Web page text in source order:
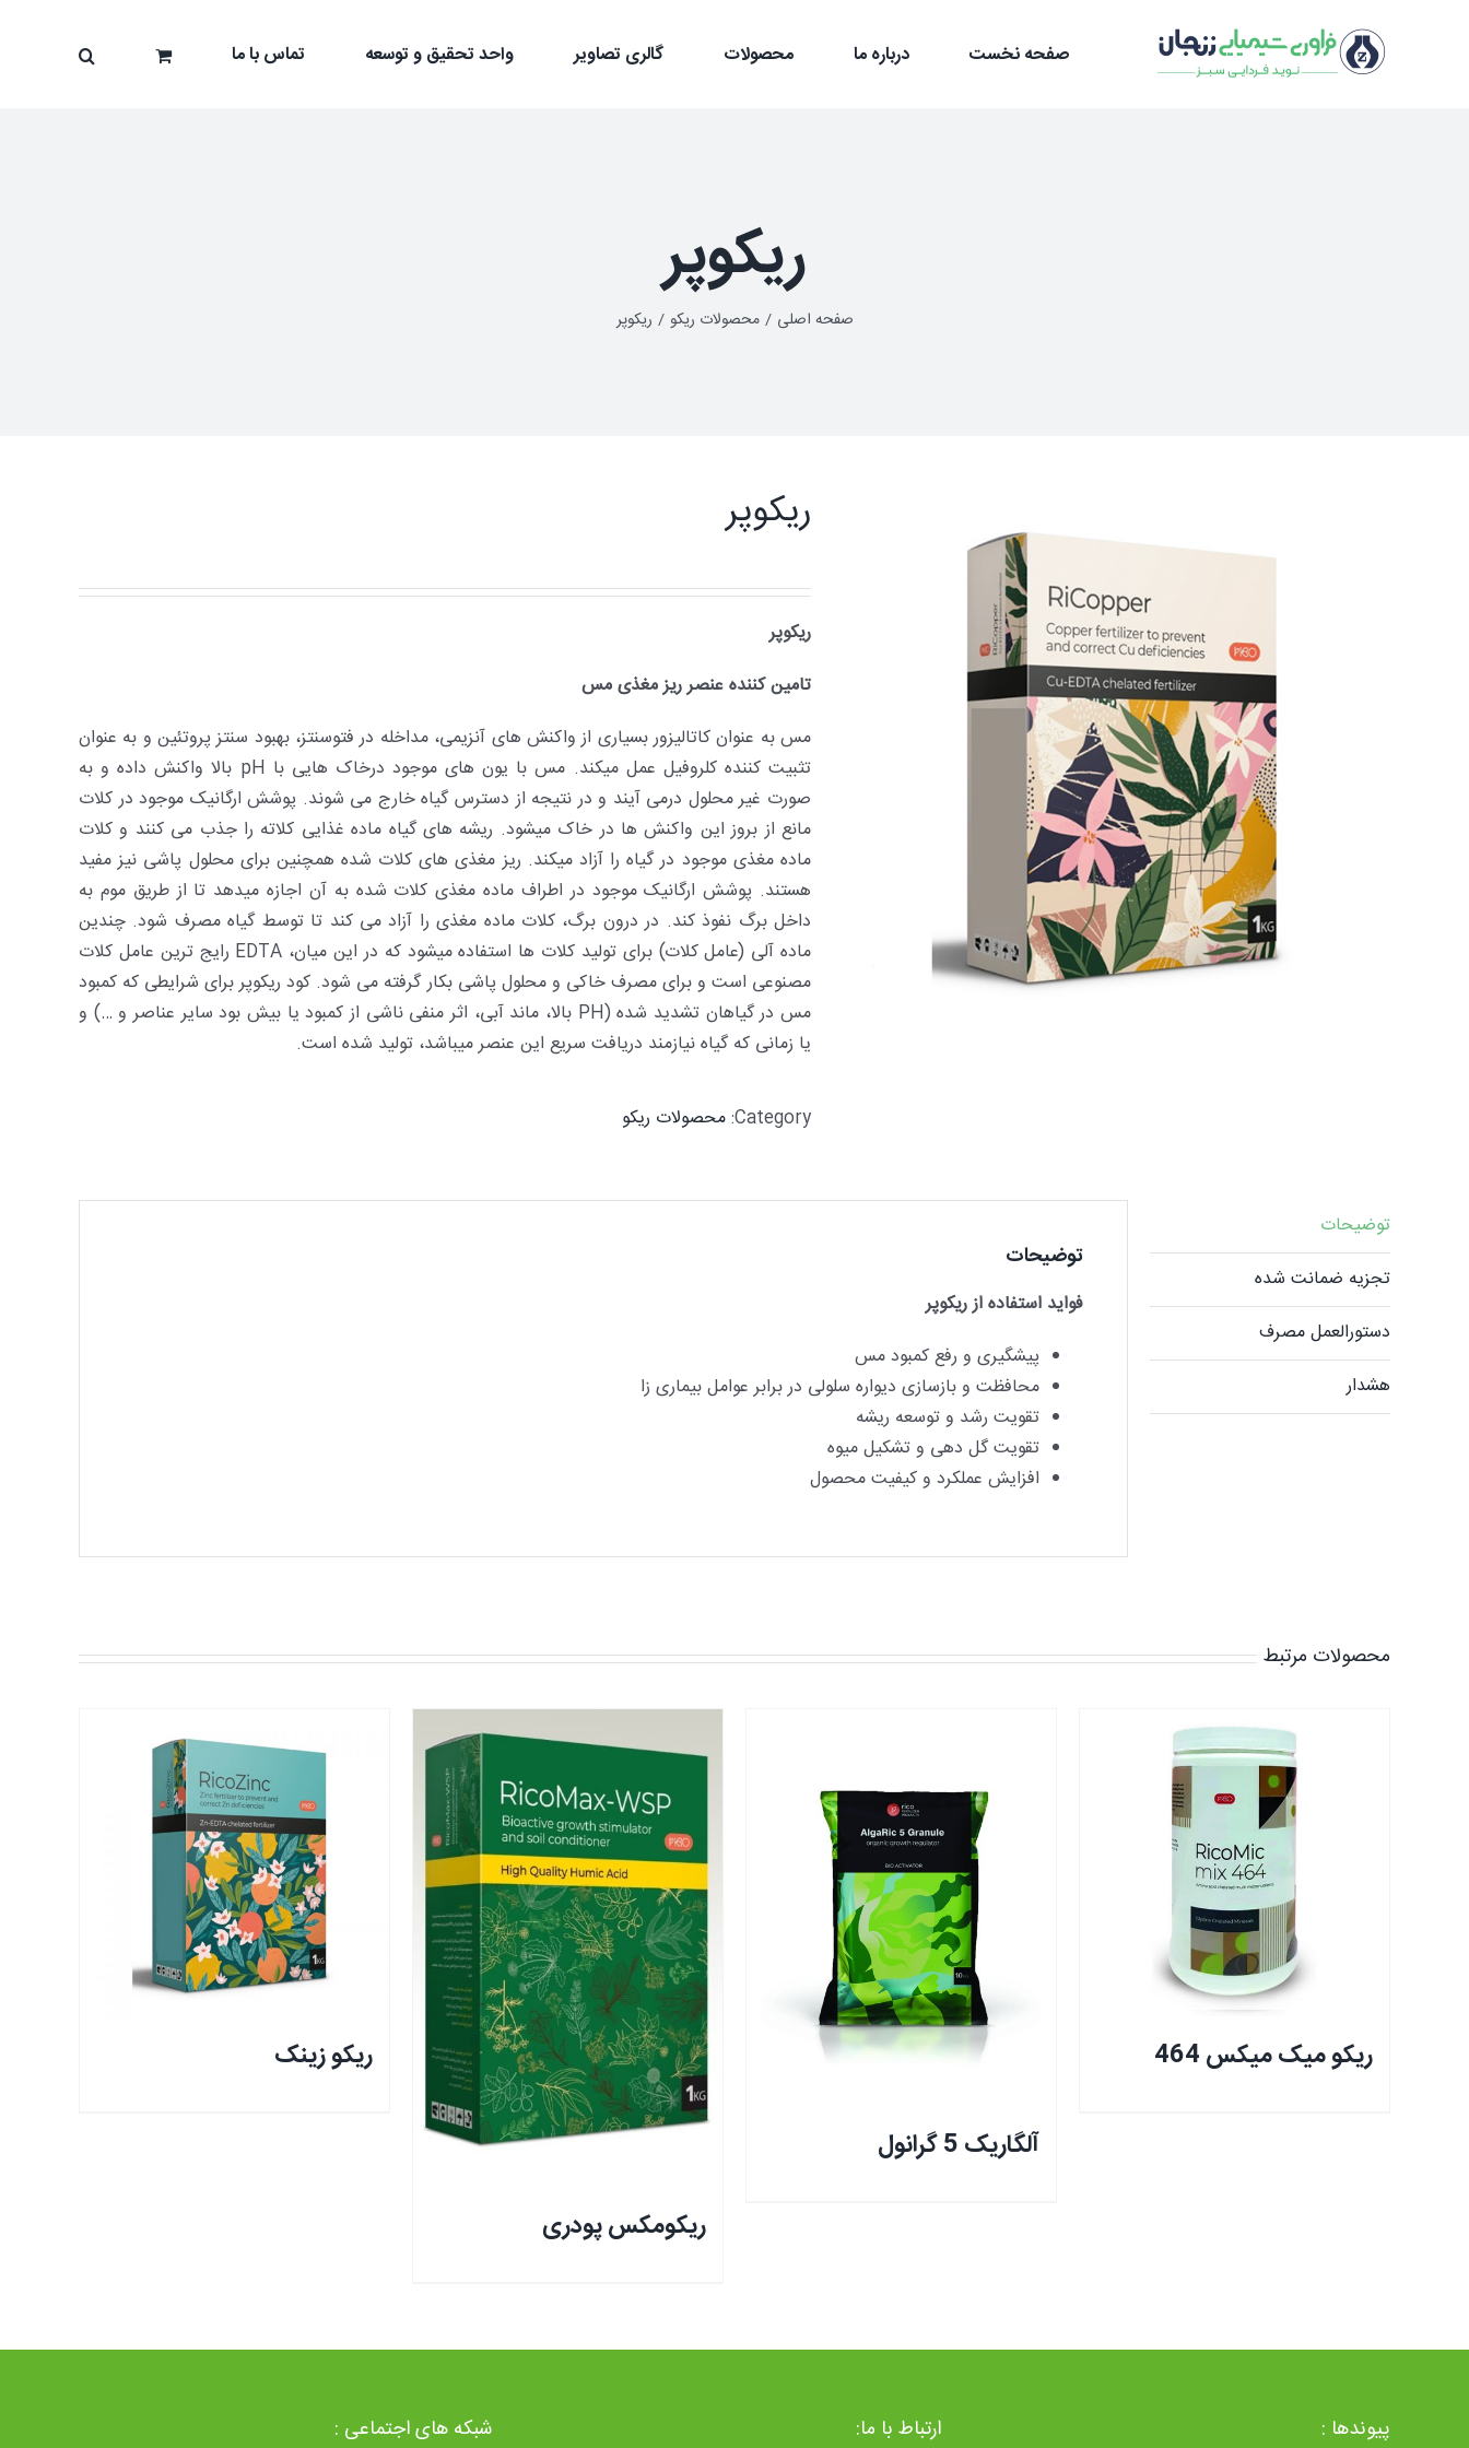
صفحه نخست درباره ما محصولات گالری تصاویر واحد تحقیق و توسعه تماس با ما
ریکوپر
صفحه اصلی محصولات ریکو ریکوپر
ریکوپر
ریکوپر
تامین کننده عنصر ریز مغذی مس
مس به عنوان کاتالیزور بسیاری از واکنش­ های آنزیمی، مداخله در فتوسنتز، بهبود سنتز پروتئین و به عنوان
تثبیت کننده کلروفیل عمل می­کند. مس با یون­ های موجود درخاک­ هایی با pH بالا واکنش داده و به
صورت غیر محلول درمی­ آیند و در نتیجه از دسترس گیاه خارج می­ شوند. پوشش ارگانیک موجود در کلات
مانع از بروز این واکنش­ ها در خاک می­شود. ریشه­ های گیاه ماده غذایی کلاته را جذب می ­کنند و کلات
ماده مغذی موجود در گیاه را آزاد می­کند. ریز مغذی­ های کلات شده همچنین برای محلول پاشی نیز مفید
هستند. پوشش ارگانیک موجود در اطراف ماده مغذی کلات شده به آن اجازه می­دهد تا از طریق موم به
داخل برگ نفوذ کند. در درون برگ، کلات ماده مغذی را آزاد می­ کند تا توسط گیاه مصرف شود. چندین
ماده آلی (عامل کلات) برای تولید کلات­ ها استفاده می­شود که در این میان، EDTA رایج ترین عامل کلات
مصنوعی است و برای مصرف خاکی و محلول پاشی بکار گرفته می شود. کود ریکوپر برای شرایطی که کمبود
مس در گیاهان تشدید شده (PH بالا، ماند آبی، اثر منفی ناشی از کمبود یا بیش بود سایر عناصر و …) و
یا زمانی که گیاه نیازمند دریافت سریع این عنصر می­باشد، تولید شده ­است.
Category: محصولات ریکو
توضیحات
تجزیه ضمانت شده
دستورالعمل مصرف
هشدار
توضیحات
فواید استفاده از ریکوپر
پیشگیری و رفع کمبود مس
محافظت و بازسازی دیواره سلولی در برابر عوامل بیماری­ زا
تقویت رشد و توسعه ریشه
تقویت گل دهی و تشکیل میوه
افزایش عملکرد و کیفیت محصول
محصولات مرتبط
ریکو میک میکس 464
آلگاریک 5 گرانول
ریکومکس پودری
ریکو زینک
پیوندها : ارتباط با ما: شبکه های اجتماعی :